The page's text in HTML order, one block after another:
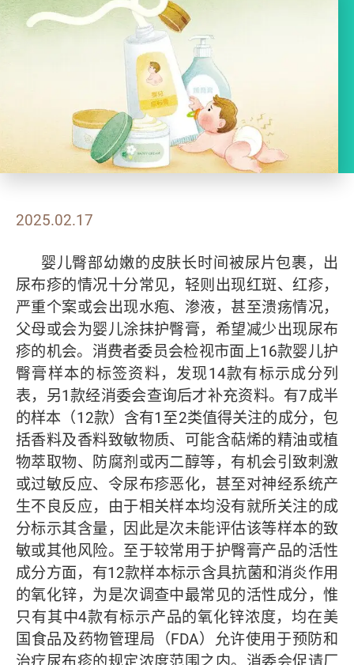
2025.02.17
婴儿臀部幼嫩的皮肤长时间被尿片包裹，出
尿布疹的情况十分常见，轻则出现红斑、红疹，
严重个案或会出现水疱、渗液，甚至溃疡情况，
父母或会为婴儿涂抹护臀膏，希望减少出现尿布
疹的机会。消费者委员会检视市面上16款婴儿护
臀膏样本的标签资料，发现14款有标示成分列
表，另1款经消委会查询后才补充资料。有7成半
的样本（12款）含有1至2类值得关注的成分，包
括香料及香料致敏物质、可能含萜烯的精油或植
物萃取物、防腐剂或丙二醇等，有机会引致刺激
或过敏反应、令尿布疹恶化，甚至对神经系统产
生不良反应，由于相关样本均没有就所关注的成
分标示其含量，因此是次未能评估该等样本的致
敏或其他风险。至于较常用于护臀膏产品的活性
成分方面，有12款样本标示含具抗菌和消炎作用
的氧化锌，为是次调查中最常见的活性成分，惟
只有其中4款有标示产品的氧化锌浓度，均在美
国食品及药物管理局（FDA）允许使用于预防和